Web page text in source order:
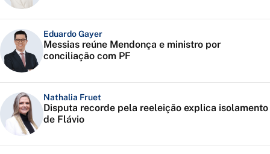
Eduardo Gayer
Messias reúne Mendonça e ministro por
conciliação com PF
Nathalia Fruet
Disputa recorde pela reeleição explica isolamento
de Flávio